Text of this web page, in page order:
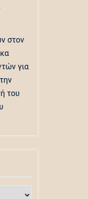
στον
για
του